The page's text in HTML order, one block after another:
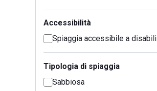
Accessibilità
Spiaggia accessibile a disabili
Tipologia di spiaggia
Sabbiosa